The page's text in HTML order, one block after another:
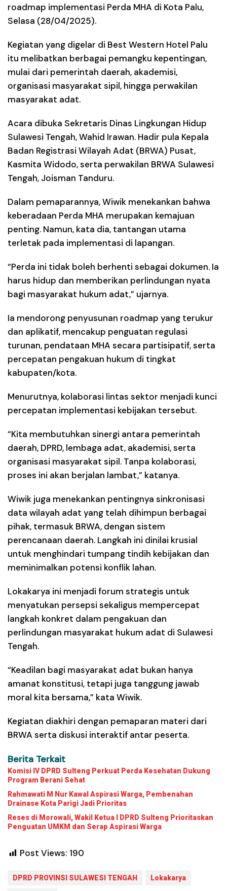
roadmap implementasi Perda MHA di Kota Palu,
Selasa (28/04/2025).
Kegiatan yang digelar di Best Western Hotel Palu
itu melibatkan berbagai pemangku kepentingan,
mulai dari pemerintah daerah, akademisi,
organisasi masyarakat sipil, hingga perwakilan
masyarakat adat.
Acara dibuka Sekretaris Dinas Lingkungan Hidup
Sulawesi Tengah, Wahid Irawan. Hadir pula Kepala
Badan Registrasi Wilayah Adat (BRWA) Pusat,
Kasmita Widodo, serta perwakilan BRWA Sulawesi
Tengah, Joisman Tanduru.
Dalam pemaparannya, Wiwik menekankan bahwa
keberadaan Perda MHA merupakan kemajuan
penting. Namun, kata dia, tantangan utama
terletak pada implementasi di lapangan.
“Perda ini tidak boleh berhenti sebagai dokumen. Ia
harus hidup dan memberikan perlindungan nyata
bagi masyarakat hukum adat,” ujarnya.
Ia mendorong penyusunan roadmap yang terukur
dan aplikatif, mencakup penguatan regulasi
turunan, pendataan MHA secara partisipatif, serta
percepatan pengakuan hukum di tingkat
kabupaten/kota.
Menurutnya, kolaborasi lintas sektor menjadi kunci
percepatan implementasi kebijakan tersebut.
“Kita membutuhkan sinergi antara pemerintah
daerah, DPRD, lembaga adat, akademisi, serta
organisasi masyarakat sipil. Tanpa kolaborasi,
proses ini akan berjalan lambat,” katanya.
Wiwik juga menekankan pentingnya sinkronisasi
data wilayah adat yang telah dihimpun berbagai
pihak, termasuk BRWA, dengan sistem
perencanaan daerah. Langkah ini dinilai krusial
untuk menghindari tumpang tindih kebijakan dan
meminimalkan potensi konflik lahan.
Lokakarya ini menjadi forum strategis untuk
menyatukan persepsi sekaligus mempercepat
langkah konkret dalam pengakuan dan
perlindungan masyarakat hukum adat di Sulawesi
Tengah.
“Keadilan bagi masyarakat adat bukan hanya
amanat konstitusi, tetapi juga tanggung jawab
moral kita bersama,” kata Wiwik.
Kegiatan diakhiri dengan pemaparan materi dari
BRWA serta diskusi interaktif antar peserta.
Berita Terkait
Komisi IV DPRD Sulteng Perkuat Perda Kesehatan Dukung
Program Berani Sehat
Rahmawati M Nur Kawal Aspirasi Warga, Pembenahan
Drainase Kota Parigi Jadi Prioritas
Reses di Morowali, Wakil Ketua I DPRD Sulteng Prioritaskan
Penguatan UMKM dan Serap Aspirasi Warga
Post Views: 190
DPRD PROVINSI SULAWESI TENGAH Lokakarya